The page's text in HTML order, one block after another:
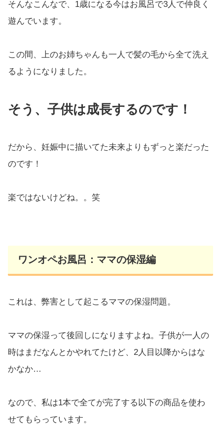
そんなこんなで、1歳になる今はお風呂で3人で仲良く
遊んでいます。
この間、上のお姉ちゃんも一人で髪の毛から全て洗え
るようになりました。
そう、子供は成長するのです！
だから、妊娠中に描いてた未来よりもずっと楽だった
のです！
楽ではないけどね。。笑
ワンオペお風呂：ママの保湿編
これは、弊害として起こるママの保湿問題。
ママの保湿って後回しになりますよね。子供が一人の
時はまだなんとかやれてたけど、2人目以降からはな
かなか…
なので、私は1本で全てが完了する以下の商品を使わ
せてもらっています。